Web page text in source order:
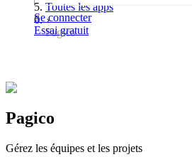
Se connecter
Essai gratuit
Toutes les apps
Pagico
Pagico
Gérez les équipes et les projets